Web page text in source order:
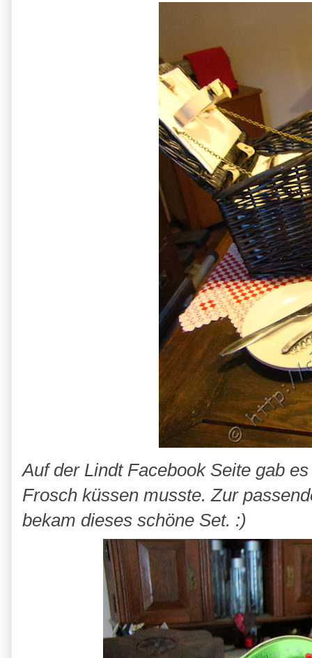
Auf der Lindt Facebook Seite gab
Frosch küssen musste. Zur
bekam dieses schöne Set. :)